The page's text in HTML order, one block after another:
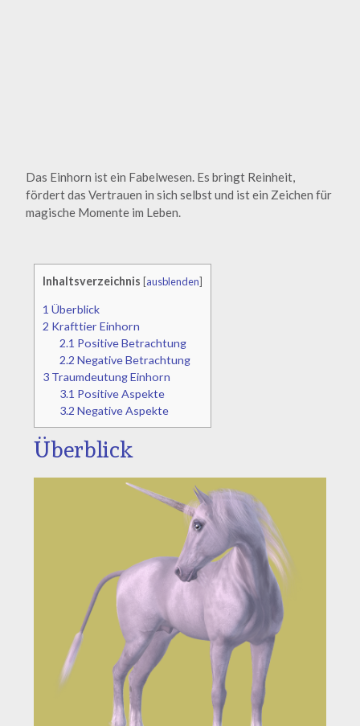
Das Einhorn ist ein Fabelwesen. Es bringt Reinheit,
fördert das Vertrauen in sich selbst und ist ein Zeichen für
magische Momente im Leben.
Inhaltsverzeichnis [ausblenden]
1 Überblick
2 Krafttier Einhorn
2.1 Positive Betrachtung
2.2 Negative Betrachtung
3 Traumdeutung Einhorn
3.1 Positive Aspekte
3.2 Negative Aspekte
Überblick